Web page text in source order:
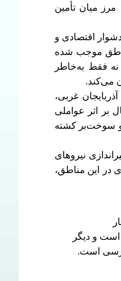
میان تأمین
اقتصادی و
موجب شده
فقط به‌خاطر
می‌کند.
غربی،
بر اثر عواملی
و سوخت‌بر کشته
تیراندازی نیروهای
در این مناطق،
و دیگر
است.